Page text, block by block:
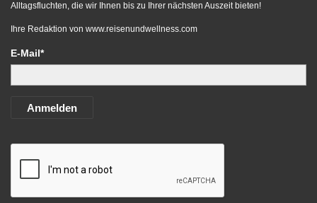
Alltagsfluchten, die wir Ihnen bis zu Ihrer nächsten Auszeit bieten!
Ihre Redaktion von www.reisenundwellness.com
E-Mail*
Anmelden